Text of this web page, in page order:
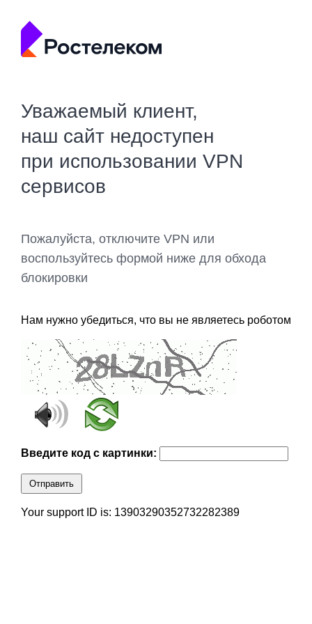
Уважаемый клиент,
наш сайт недоступен
при использовании VPN
сервисов
Пожалуйста, отключите VPN или
воспользуйтесь формой ниже для обхода
блокировки
Нам нужно убедиться, что вы не являетесь роботом
Введите код с картинки:
Отправить
Your support ID is: 13903290352732282389